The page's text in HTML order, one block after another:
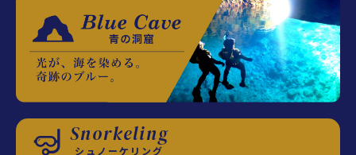
Snorkeling
シュノーケリング